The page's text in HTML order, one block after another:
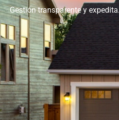
Gestión transparente y